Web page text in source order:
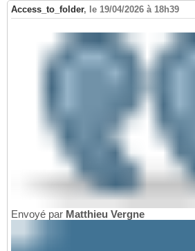
Access_to_folder, le 19/04/2026 à 18h39
Envoyé par Matthieu Vergne